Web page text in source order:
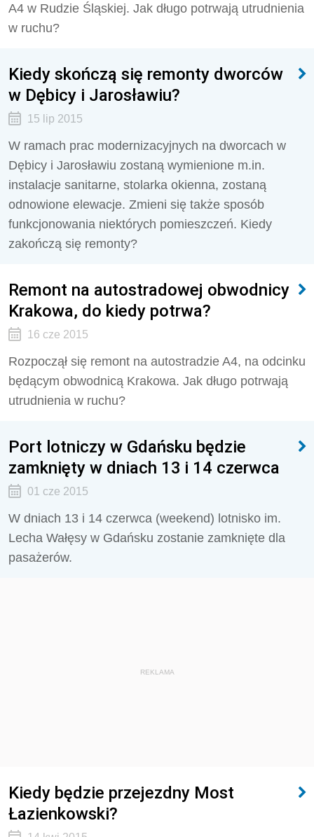
A4 w Rudzie Śląskiej. Jak długo potrwają utrudnienia
w ruchu?
Kiedy skończą się remonty dworców
w Dębicy i Jarosławiu?
15 lip 2015
W ramach prac modernizacyjnych na dworcach w
Dębicy i Jarosławiu zostaną wymienione m.in.
instalacje sanitarne, stolarka okienna, zostaną
odnowione elewacje. Zmieni się także sposób
funkcjonowania niektórych pomieszczeń. Kiedy
zakończą się remonty?
Remont na autostradowej obwodnicy
Krakowa, do kiedy potrwa?
16 cze 2015
Rozpoczął się remont na autostradzie A4, na odcinku
będącym obwodnicą Krakowa. Jak długo potrwają
utrudnienia w ruchu?
Port lotniczy w Gdańsku będzie
zamknięty w dniach 13 i 14 czerwca
01 cze 2015
W dniach 13 i 14 czerwca (weekend) lotnisko im.
Lecha Wałęsy w Gdańsku zostanie zamknięte dla
pasażerów.
REKLAMA
Kiedy będzie przejezdny Most
Łazienkowski?